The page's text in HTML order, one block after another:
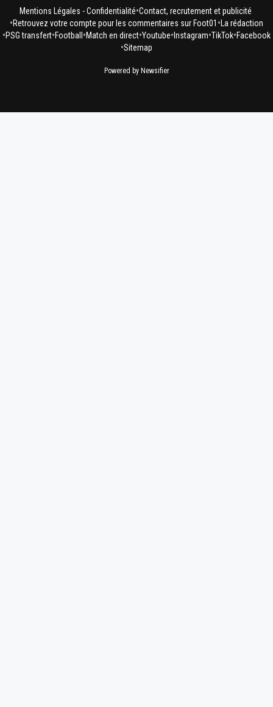
Mentions Légales - Confidentialité•Contact, recrutement et publicité
•Retrouvez votre compte pour les commentaires sur Foot01 •La rédaction
•PSG transfert•Football •Match en direct•Youtube• Instagram•TikTok•Facebook
•Sitemap
Powered by Newsifier